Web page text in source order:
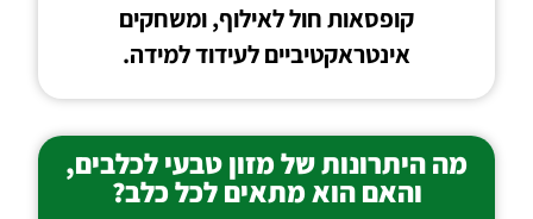
קופסאות חול לאילוף, ומשחקים
אינטראקטיביים לעידוד למידה.
מה היתרונות של מזון טבעי לכלבים,
והאם הוא מתאים לכל כלב?